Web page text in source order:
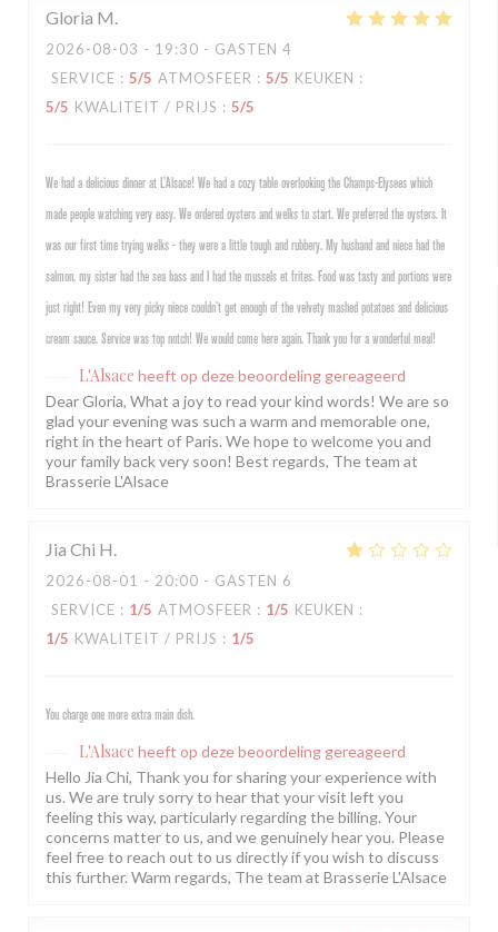
Gloria M
2026-08-03 - 19:30 - GASTEN 4
SERVICE : 5/5 ATMOSFEER : 5/5 KEUKEN :
5/5 KWALITEIT / PRIJS : 5/5
We had a delicious dinner at L’Alsace! We had a cozy table overlooking the Champs-Elysees which
made people watching very easy. We ordered oysters and welks to start. We preferred the oysters. It
was our first time trying welks - they were a little tough and rubbery. My husband and niece had the
salmon, my sister had the sea bass and I had the mussels et frites. Food was tasty and portions were
just right! Even my very picky niece couldn’t get enough of the velvety mashed potatoes and delicious
cream sauce. Service was top notch! We would come here again. Thank you for a wonderful meal!
L'Alsace heeft op deze beoordeling gereageerd
Dear Gloria, What a joy to read your kind words! We are so
glad your evening was such a warm and memorable one,
right in the heart of Paris. We hope to welcome you and
your family back very soon! Best regards, The team at
Brasserie L'Alsace
Jia Chi H
2026-08-01 - 20:00 - GASTEN 6
SERVICE : 1/5 ATMOSFEER : 1/5 KEUKEN :
1/5 KWALITEIT / PRIJS : 1/5
You charge one more extra main dish.
L'Alsace heeft op deze beoordeling gereageerd
Hello Jia Chi, Thank you for sharing your experience with
us. We are truly sorry to hear that your visit left you
feeling this way, particularly regarding the billing. Your
concerns matter to us, and we genuinely hear you. Please
feel free to reach out to us directly if you wish to discuss
this further. Warm regards, The team at Brasserie L'Alsace